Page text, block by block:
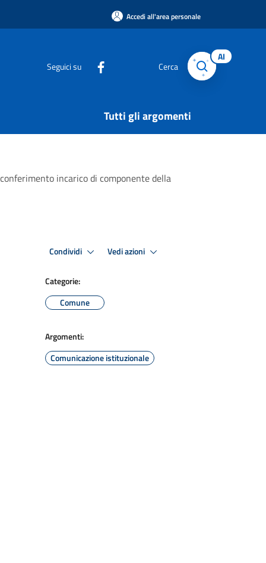
Accedi all'area personale
Seguici su Cerca
AI
Tutti gli argomenti
incarico di componente della
Condividi Vedi azioni
Categorie:
Comune
Argomenti:
Comunicazione istituzionale